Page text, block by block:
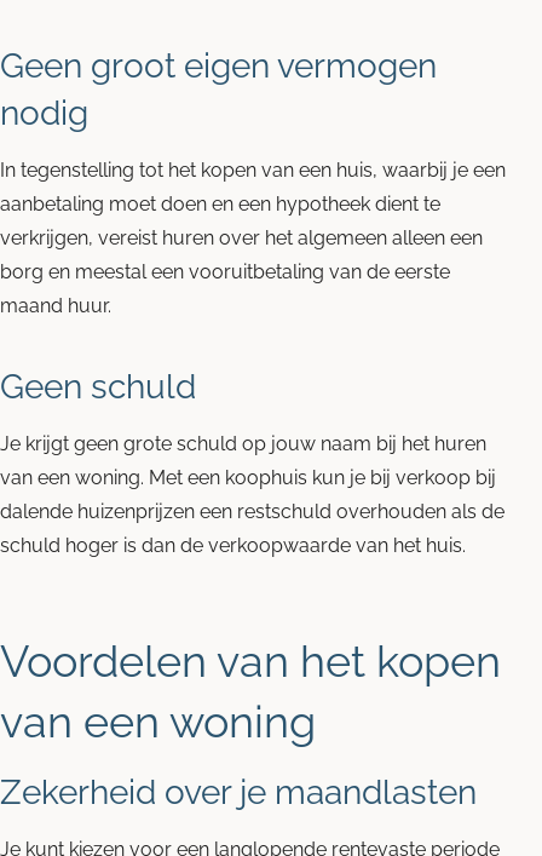
Geen groot eigen vermogen
nodig
In tegenstelling tot het kopen van een huis, waarbij je een
aanbetaling moet doen en een hypotheek dient te
verkrijgen, vereist huren over het algemeen alleen een
borg en meestal een vooruitbetaling van de eerste
maand huur.
Geen schuld
Je krijgt geen grote schuld op jouw naam bij het huren
van een woning. Met een koophuis kun je bij verkoop bij
dalende huizenprijzen een restschuld overhouden als de
schuld hoger is dan de verkoopwaarde van het huis.
Voordelen van het kopen
van een woning
Zekerheid over je maandlasten
Je kunt kiezen voor een langlopende rentevaste periode